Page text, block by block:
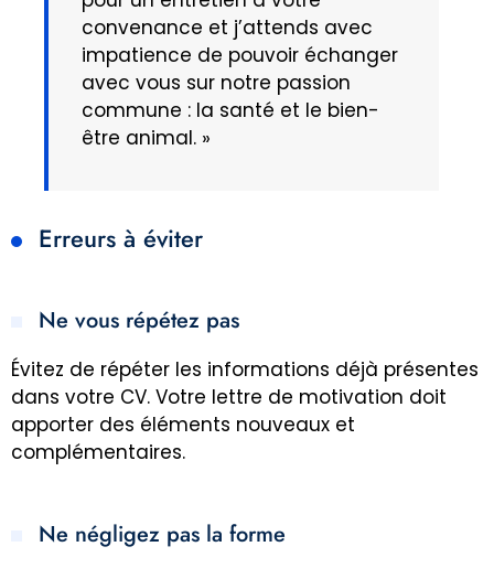
convenance et j’attends avec
impatience de pouvoir échanger
avec vous sur notre passion
commune : la santé et le bien-
être animal. »
Erreurs à éviter
Ne vous répétez pas
Évitez de répéter les informations déjà présentes
dans votre CV. Votre lettre de motivation doit
apporter des éléments nouveaux et
complémentaires.
Ne négligez pas la forme